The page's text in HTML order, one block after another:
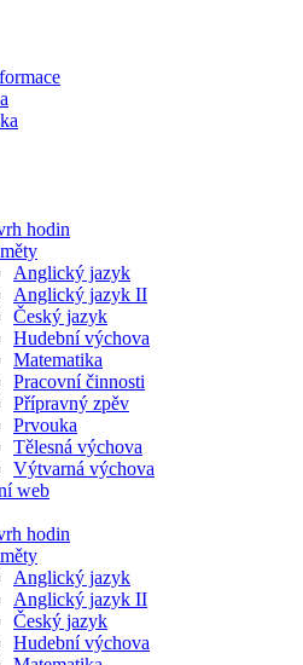
hodin
Anglický jazyk
Anglický jazyk II
Český jazyk
Hudební výchova
Matematika
Pracovní činnosti
Přípravný zpěv
Prvouka
Tělesná výchova
Výtvarná výchova
web
hodin
Anglický jazyk
Anglický jazyk II
Český jazyk
Hudební výchova